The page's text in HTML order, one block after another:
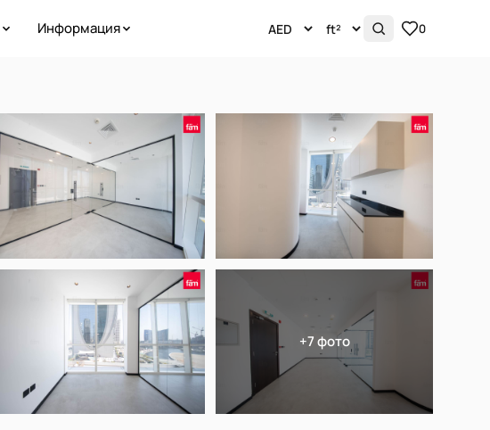
Информация 0
+7 фото